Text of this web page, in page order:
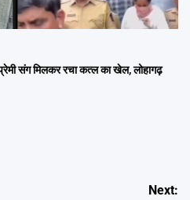
संग मिलकर रचा कत्ल का खेल, लोहागढ़
Next: